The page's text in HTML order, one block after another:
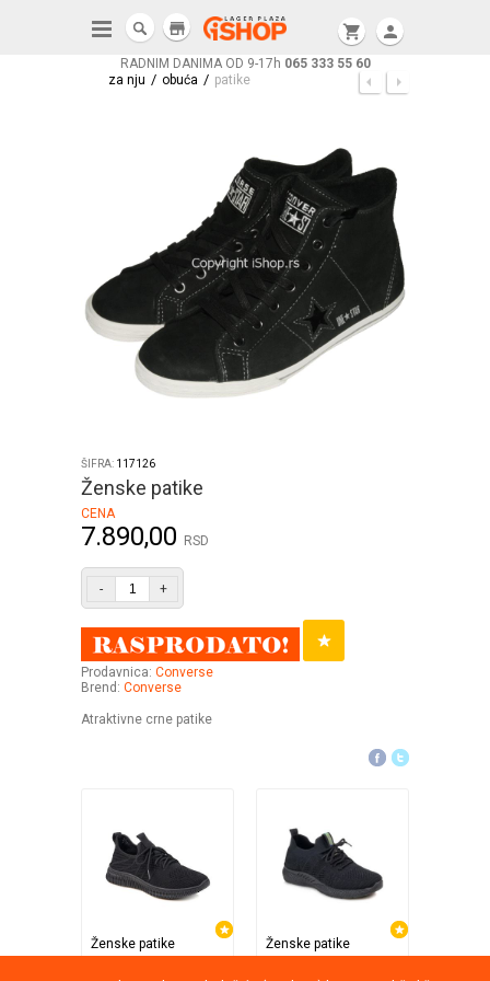
RADNIM DANIMA OD 9-17h 065 333 55 60
shopping_cart person
store
za nju / obuća / patike
ŠIFRA: 117126
Ženske patike
CENA
7.890,00 RSD
- +
Prodavnica: Converse
Brend: Converse
Atraktivne crne patike
Ženske patike Ženske patike